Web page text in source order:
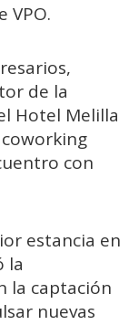
VPO.
de la
Hotel Melilla
con
estancia en
la
la captación
nuevas